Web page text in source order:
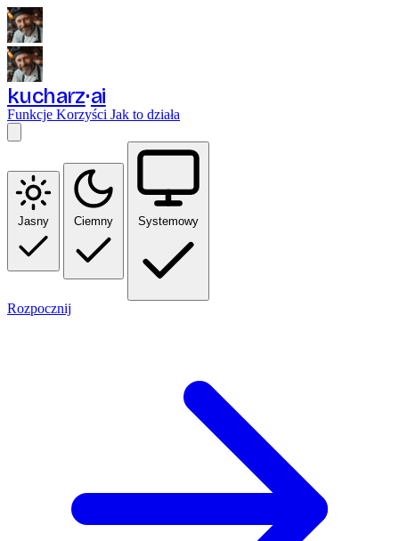
kucharz ai
Funkcje Korzyści Jak to działa
Jasny Ciemny Systemowy
Rozpocznij